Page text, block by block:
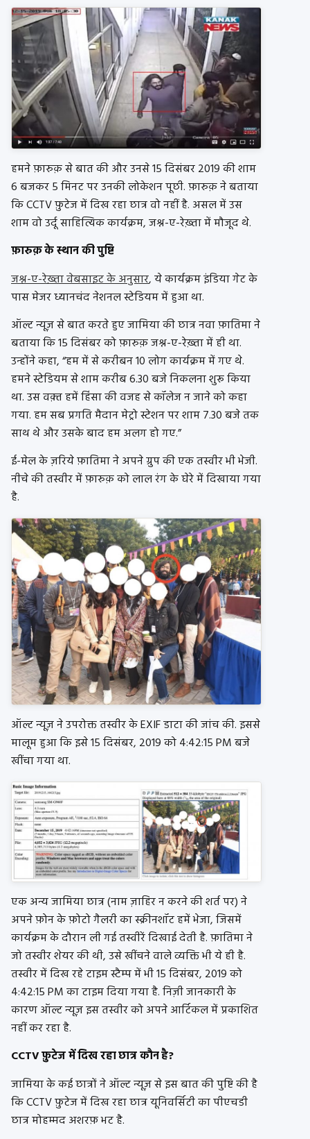
हमने फ़ारुक़ से बात की और उनसे 15 दिसंबर 2019 की शाम
6 बजकर 5 मिनट पर उनकी लोकेशन पूछी. फ़ारुक़ ने बताया
कि CCTV फ़ुटेज में दिख रहा छात्र वो नहीं है. असल में उस
शाम वो उर्दू साहित्यिक कार्यक्रम, जश्न-ए-रेख़्ता में मौजूद थे.
फ़ारुक़ के स्थान की पुष्टि
जश्न-ए-रेख़्ता वेबसाइट के अनुसार, ये कार्यक्रम इंडिया गेट के
पास मेजर ध्यानचंद नेशनल स्टेडियम में हुआ था.
ऑल्ट न्यूज़ से बात करते हुए जामिया की छात्र नवा फ़ातिमा ने
बताया कि 15 दिसंबर को फ़ारुक़ जश्न-ए-रेख़्ता में ही था.
उन्होंने कहा, “हम में से करीबन 10 लोग कार्यक्रम में गए थे.
हमने स्टेडियम से शाम करीब 6.30 बजे निकलना शुरू किया
था. उस वक़्त हमें हिंसा की वजह से कॉलेज न जाने को कहा
गया. हम सब प्रगति मैदान मेट्रो स्टेशन पर शाम 7.30 बजे तक
साथ थे और उसके बाद हम अलग हो गए.”
ई-मेल के ज़रिये फ़ातिमा ने अपने ग्रुप की एक तस्वीर भी भेजी.
नीचे की तस्वीर में फ़ारुक़ को लाल रंग के घेरे में दिखाया गया
है.
ऑल्ट न्यूज़ ने उपरोक्त तस्वीर के EXIF डाटा की जांच की. इससे
मालूम हुआ कि इसे 15 दिसंबर, 2019 को 4:42:15 PM बजे
खींचा गया था.
एक अन्य जामिया छात्र (नाम ज़ाहिर न करने की शर्त पर) ने
अपने फ़ोन के फ़ोटो गैलरी का स्क्रीनशॉट हमें भेजा, जिसमें
कार्यक्रम के दौरान ली गई तस्वीरें दिखाई देती है. फ़ातिमा ने
जो तस्वीर शेयर की थी, उसे खींचने वाले व्यक्ति भी ये ही है.
तस्वीर में दिख रहे टाइम स्टैम्प में भी 15 दिसंबर, 2019 को
4:42:15 PM का टाइम दिया गया है. निज़ी जानकारी के
कारण ऑल्ट न्यूज़ इस तस्वीर को अपने आर्टिकल में प्रकाशित
नहीं कर रहा है.
CCTV फ़ुटेज में दिख रहा छात्र कौन है?
जामिया के कई छात्रों ने ऑल्ट न्यूज़ से इस बात की पुष्टि की है
कि CCTV फ़ुटेज में दिख रहा छात्र यूनिवर्सिटी का पीएचडी
छात्र मोहम्मद अशरफ़ भट है.